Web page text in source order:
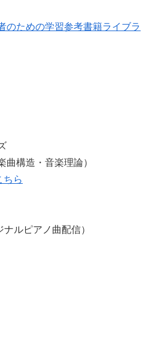
のための学習参考書籍ライブラ
曲構造・音楽理論）
ちら
ルピアノ曲配信）